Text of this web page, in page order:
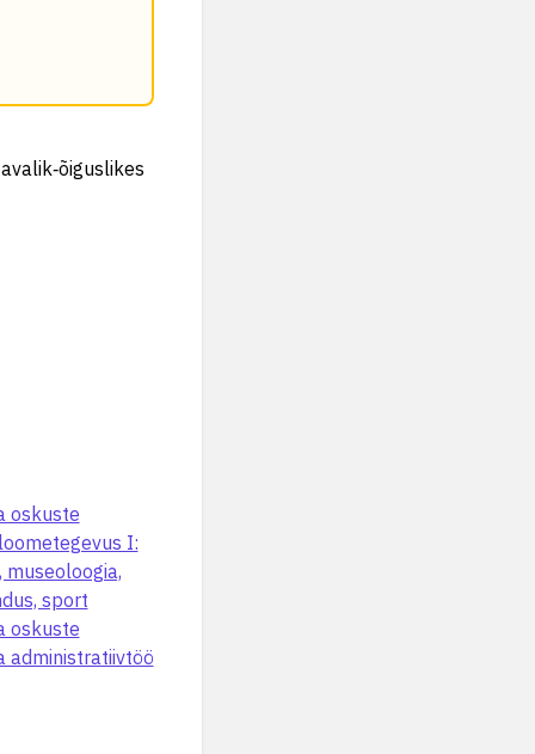
oskuste
I:
sport
oskuste
administratiivtöö